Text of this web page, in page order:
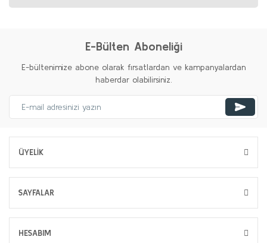
E-Bülten Aboneliği
E-bültenimize abone olarak fırsatlardan ve kampanyalardan
haberdar olabilirsiniz.
ÜYELİK
SAYFALAR
HESABIM